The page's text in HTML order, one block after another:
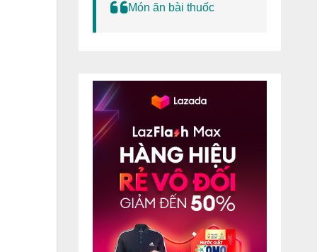
Món ăn bài thuốc